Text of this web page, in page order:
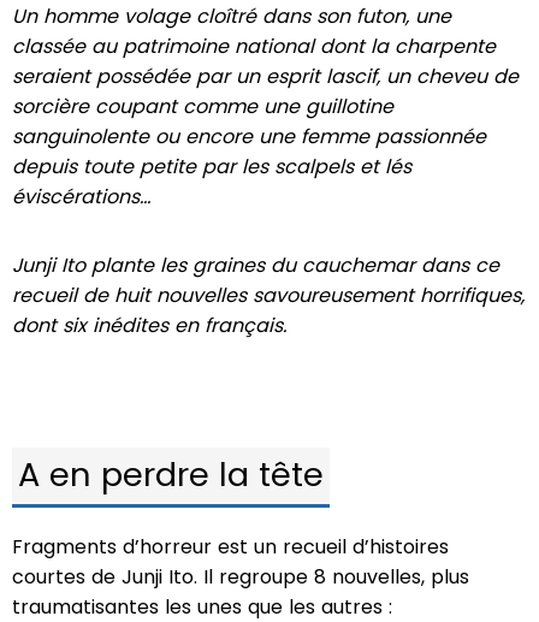
Un homme volage cloîtré dans son futon, une
classée au patrimoine national dont la charpente
seraient possédée par un esprit lascif, un cheveu de
sorcière coupant comme une guillotine
sanguinolente ou encore une femme passionnée
depuis toute petite par les scalpels et lés
éviscérations…
Junji Ito plante les graines du cauchemar dans ce
recueil de huit nouvelles savoureusement horrifiques,
dont six inédites en français.
A en perdre la tête
Fragments d’horreur est un recueil d’histoires
courtes de Junji Ito. Il regroupe 8 nouvelles, plus
traumatisantes les unes que les autres :